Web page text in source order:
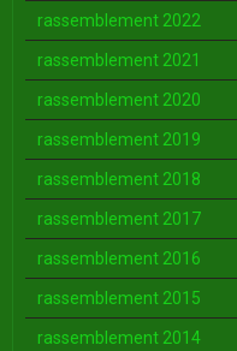
rassemblement 2022
rassemblement 2021
rassemblement 2020
rassemblement 2019
rassemblement 2018
rassemblement 2017
rassemblement 2016
rassemblement 2015
rassemblement 2014